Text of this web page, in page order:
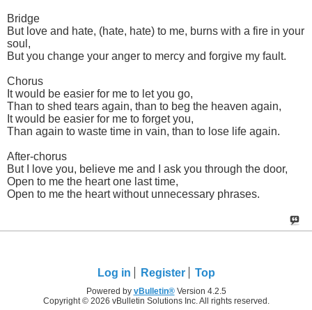
Bridge
But love and hate, (hate, hate) to me, burns with a fire in your
soul,
But you change your anger to mercy and forgive my fault.
Chorus
It would be easier for me to let you go,
Than to shed tears again, than to beg the heaven again,
It would be easier for me to forget you,
Than again to waste time in vain, than to lose life again.
After-chorus
But I love you, believe me and I ask you through the door,
Open to me the heart one last time,
Open to me the heart without unnecessary phrases.
Log in Register Top
Powered by vBulletin®Version 4.2.5
Copyright © 2026 vBulletin Solutions Inc. All rights reserved.